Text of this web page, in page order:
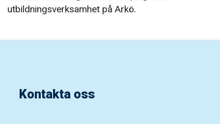
utbildningsverksamhet på Arkö.
Kontakta oss